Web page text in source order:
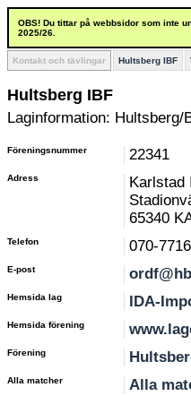
OBS! Du tittar på webbsidor som inte
2025/26.
Kontakt och tävlingar Hultsberg IBF
Hultsberg IBF
Laginformation:
Föreningsnummer 22341
Adress
Karlstad
65340
Telefon 070-
E-post
Hemsida lag IDA-
Hemsida förening
Förening
Alla matcher Alla